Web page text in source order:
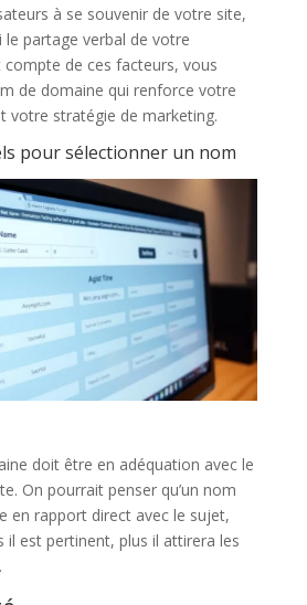
à se souvenir de votre site,
partage verbal de votre
compte de ces facteurs, vous
de domaine qui renforce votre
votre stratégie de marketing.
pour sélectionner un nom
doit être en adéquation avec le
On pourrait penser qu’un nom
en rapport direct avec le sujet,
il est pertinent, plus il attirera les